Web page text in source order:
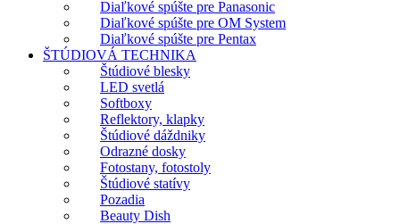
Diaľkové spúšte pre Panasonic
Diaľkové spúšte pre OM System
Diaľkové spúšte pre Pentax
ŠTÚDIOVÁ TECHNIKA
Štúdiové blesky
LED svetlá
Softboxy
Reflektory, klapky
Štúdiové dáždniky
Odrazné dosky
Fotostany, fotostoly
Štúdiové statívy
Pozadia
Beauty Dish